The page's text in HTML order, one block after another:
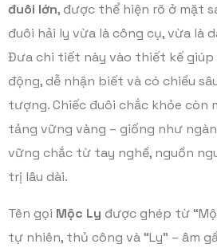
đuôi lớn, được thể hiện rõ ở mặt
đuôi hải ly vừa là công cụ, vừa là
Đưa chi tiết này vào thiết kế giúp
động, dễ nhận biết và có chiều
tượng. Chiếc đuôi chắc khỏe còn
tảng vững vàng – giống như
vững chắc từ tay nghề, nguồn
trị lâu dài.
Tên gọi Mộc Ly được ghép từ
tự nhiên, thủ công và “Ly” – âm